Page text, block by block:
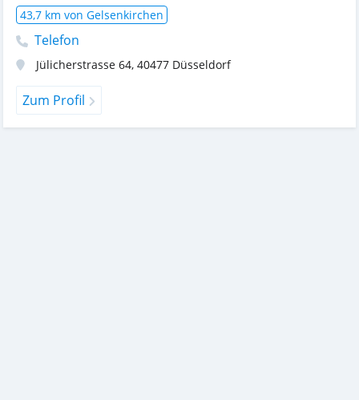
43,7 km von Gelsenkirchen
Telefon
Jülicherstrasse 64, 40477 Düsseldorf
Zum Profil